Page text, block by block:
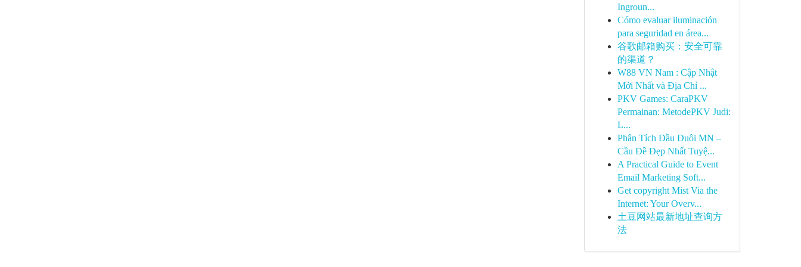
Ingroun...
Cómo evaluar iluminación
para seguridad en área...
谷歌邮箱购买：安全可靠
的渠道？
W88 VN Nam : Cập Nhật
Mới Nhất và Địa Chỉ ...
PKV Games: CaraPKV
Permainan: MetodePKV Judi:
L...
Phân Tích Đầu Đuôi MN –
Cầu Đề Đẹp Nhất Tuyệ...
A Practical Guide to Event
Email Marketing Soft...
Get copyright Mist Via the
Internet: Your Overv...
土豆网站最新地址查询方
法